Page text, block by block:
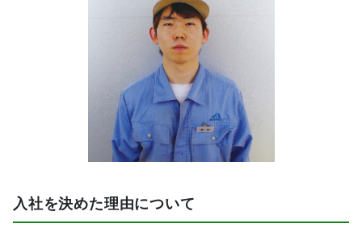
入社を決めた理由について